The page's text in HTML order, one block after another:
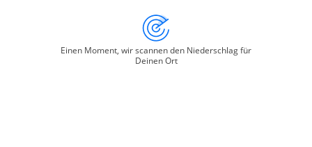
Einen Moment, wir scannen den Niederschlag für
Deinen Ort